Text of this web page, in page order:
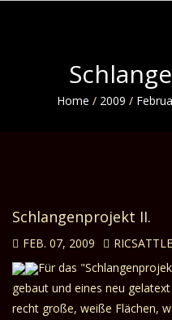
Home / 2009 /
Schlangenprojekt II.
FEB. 07, 2009
Für das
gebaut und eines neu
recht große, weiße Flächen,